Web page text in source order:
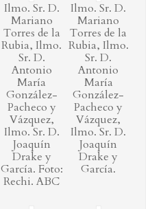
Ilmo. Sr. D.
Mariano
Torres de la
Rubia, Ilmo.
Sr. D.
Antonio
María
González-
Pacheco y
Vázquez,
Ilmo. Sr. D.
Joaquín
Drake y
García. Foto:
Rechi. ABC
Ilmo. Sr. D.
Mariano
Torres de la
Rubia, Ilmo.
Sr. D.
Antonio
María
González-
Pacheco y
Vázquez,
Ilmo. Sr. D.
Joaquín
Drake y
García.